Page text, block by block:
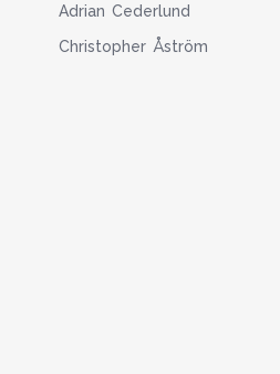
Adrian Cederlund
Christopher Åström